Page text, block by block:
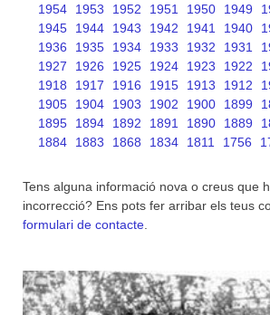
1954
1953 1952 1951 1950 1949
1945
1944 1943 1942 1941 1940
1936
1935 1934 1933 1932 1931
1927
1926 1925 1924 1923 1922
1918
1917 1916 1915 1913 1912
1905
1904 1903 1902 1900 1899
1895
1894 1892 1891 1890 1889
1884
1883 1868 1834 1811 1756
Tens alguna informació nova o creus que
incorrecció? Ens pots fer arribar els teus
formulari de contacte